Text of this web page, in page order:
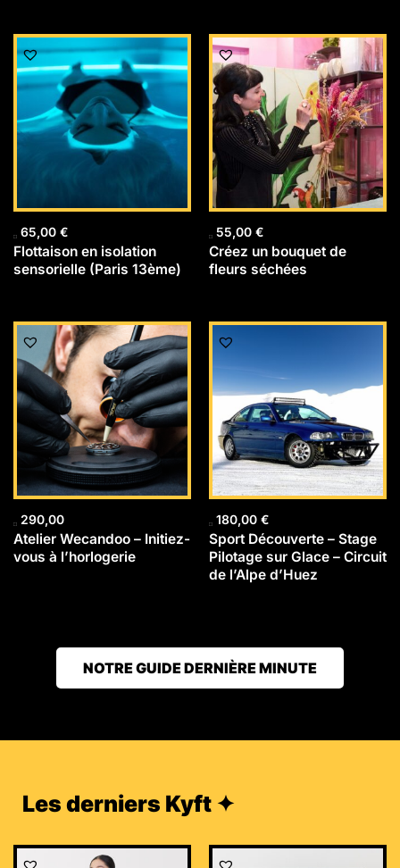
65,00 €
Flottaison en isolation
sensorielle (Paris 13ème)
55,00 €
Créez un bouquet de
fleurs séchées
290,00
Atelier Wecandoo – Initiez-
vous à l’horlogerie
180,00 €
Sport Découverte – Stage
Pilotage sur Glace – Circuit
de l’Alpe d’Huez
NOTRE GUIDE DERNIÈRE MINUTE
Les derniers Kyft ✦